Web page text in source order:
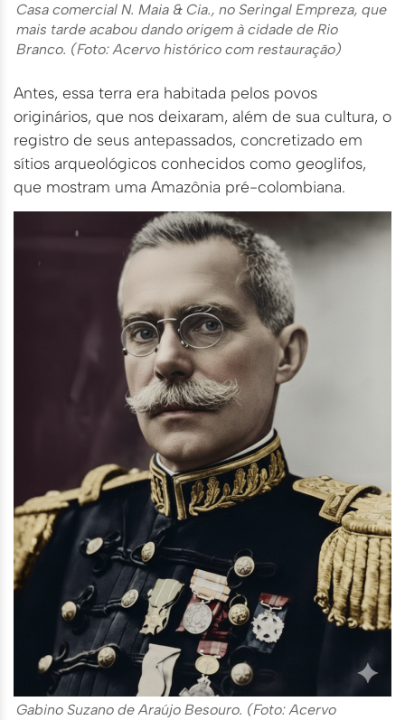
Casa comercial N. Maia & Cia., no Seringal Empreza, que
mais tarde acabou dando origem à cidade de Rio
Branco. (Foto: Acervo histórico com restauração)
Antes, essa terra era habitada pelos povos
originários, que nos deixaram, além de sua cultura, o
registro de seus antepassados, concretizado em
sítios arqueológicos conhecidos como geoglifos,
que mostram uma Amazônia pré-colombiana.
Gabino Suzano de Araújo Besouro. (Foto: Acervo